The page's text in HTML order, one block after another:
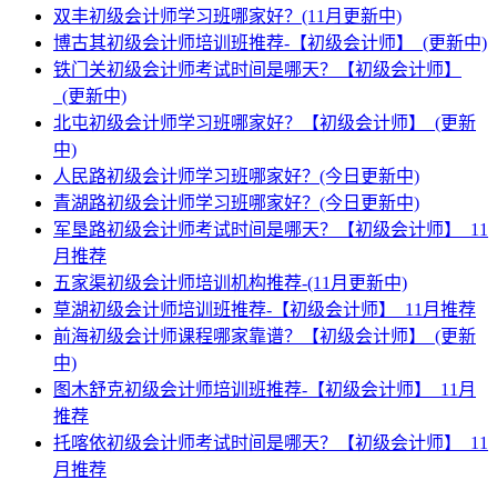
双丰初级会计师学习班哪家好？(11月更新中)
博古其初级会计师培训班推荐-【初级会计师】_(更新中)
铁门关初级会计师考试时间是哪天？【初级会计师】
_(更新中)
北屯初级会计师学习班哪家好？【初级会计师】_(更新
中)
人民路初级会计师学习班哪家好？(今日更新中)
青湖路初级会计师学习班哪家好？(今日更新中)
军垦路初级会计师考试时间是哪天？【初级会计师】_11
月推荐
五家渠初级会计师培训机构推荐-(11月更新中)
草湖初级会计师培训班推荐-【初级会计师】_11月推荐
前海初级会计师课程哪家靠谱？【初级会计师】_(更新
中)
图木舒克初级会计师培训班推荐-【初级会计师】_11月
推荐
托喀依初级会计师考试时间是哪天？【初级会计师】_11
月推荐